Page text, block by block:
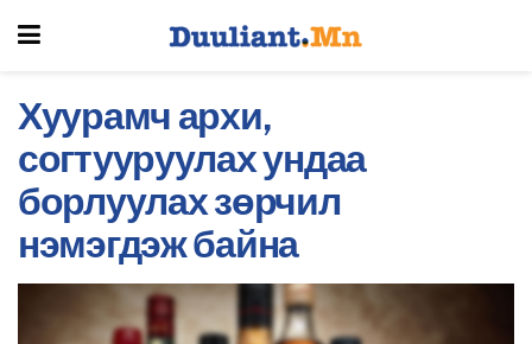
Хуурамч архи,
согтууруулах ундаа
борлуулах зөрчил
нэмэгдэж байна